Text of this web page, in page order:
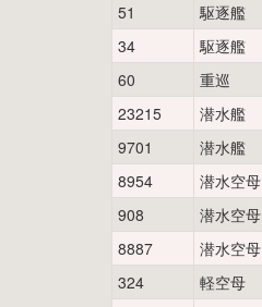
51
駆逐艦
34
駆逐艦
60
重巡
23215
潜水艦
9701
潜水艦
8954
潜水空母
908
潜水空母
8887
潜水空母
324
軽空母